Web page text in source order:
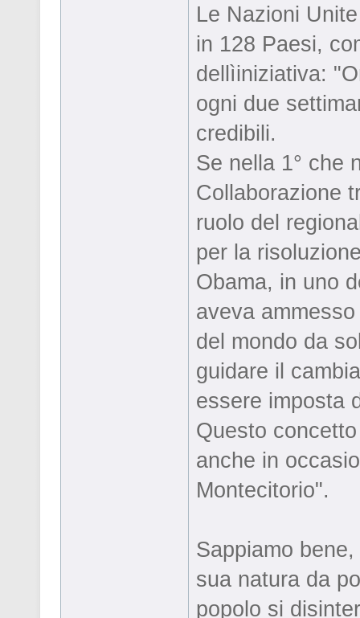
Le Nazioni
in 128 Paesi,
dellìiniziativa:
ogni due
credibili.
Se nella 1° che
Collaborazione
ruolo del
per la
Obama, in uno
aveva
del mondo da
guidare il
essere imposta
Questo
anche in
Montecitorio".
Sappiamo
sua natura da
popolo si